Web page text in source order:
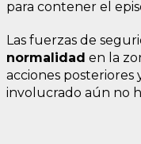
para contener el
Las fuerzas de
normalidad en la
acciones posteriores
involucrado aún no